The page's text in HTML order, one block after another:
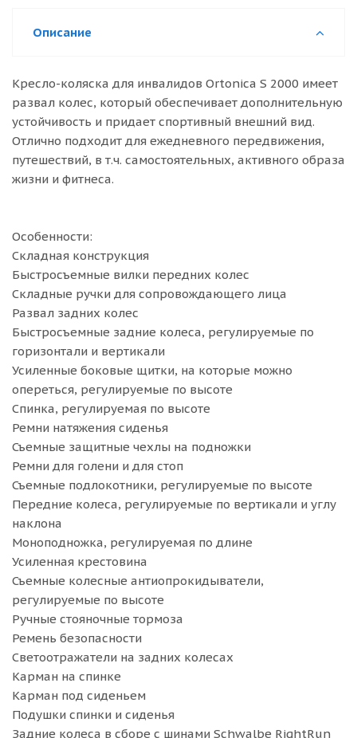
Описание
Кресло-коляска для инвалидов Ortonica S 2000 имеет
развал колес, который обеспечивает дополнительную
устойчивость и придает спортивный внешний вид.
Отлично подходит для ежедневного передвижения,
путешествий, в т.ч. самостоятельных, активного образа
жизни и фитнеса.
Особенности:
Складная конструкция
Быстросъемные вилки передних колес
Складные ручки для сопровождающего лица
Развал задних колес
Быстросъемные задние колеса, регулируемые по
горизонтали и вертикали
Усиленные боковые щитки, на которые можно
опереться, регулируемые по высоте
Спинка, регулируемая по высоте
Ремни натяжения сиденья
Съемные защитные чехлы на подножки
Ремни для голени и для стоп
Съемные подлокотники, регулируемые по высоте
Передние колеса, регулируемые по вертикали и углу
наклона
Моноподножка, регулируемая по длине
Усиленная крестовина
Съемные колесные антиопрокидыватели,
регулируемые по высоте
Ручные стояночные тормоза
Ремень безопасности
Светоотражатели на задних колесах
Карман на спинке
Карман под сиденьем
Подушки спинки и сиденья
Задние колеса в сборе с шинами Schwalbe RightRun